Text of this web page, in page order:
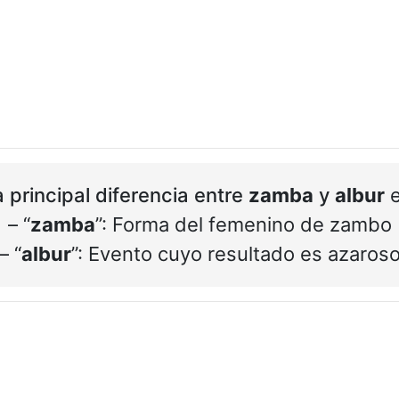
principal diferencia entre zamba y albur
– “zamba”: Forma del femenino de zambo
“albur”: Evento cuyo resultado es